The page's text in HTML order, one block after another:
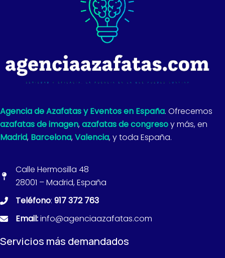
Agencia de Azafatas y Eventos en España. Ofrecemos
azafatas de imagen,azafatas de congresoy más, en
Madrid, Barcelona,Valencia, y toda España.
Calle Hermosilla 48
28001 – Madrid, España
Teléfono: 917 372 763
Email:info@agenciaazafatas.com
Servicios más demandados